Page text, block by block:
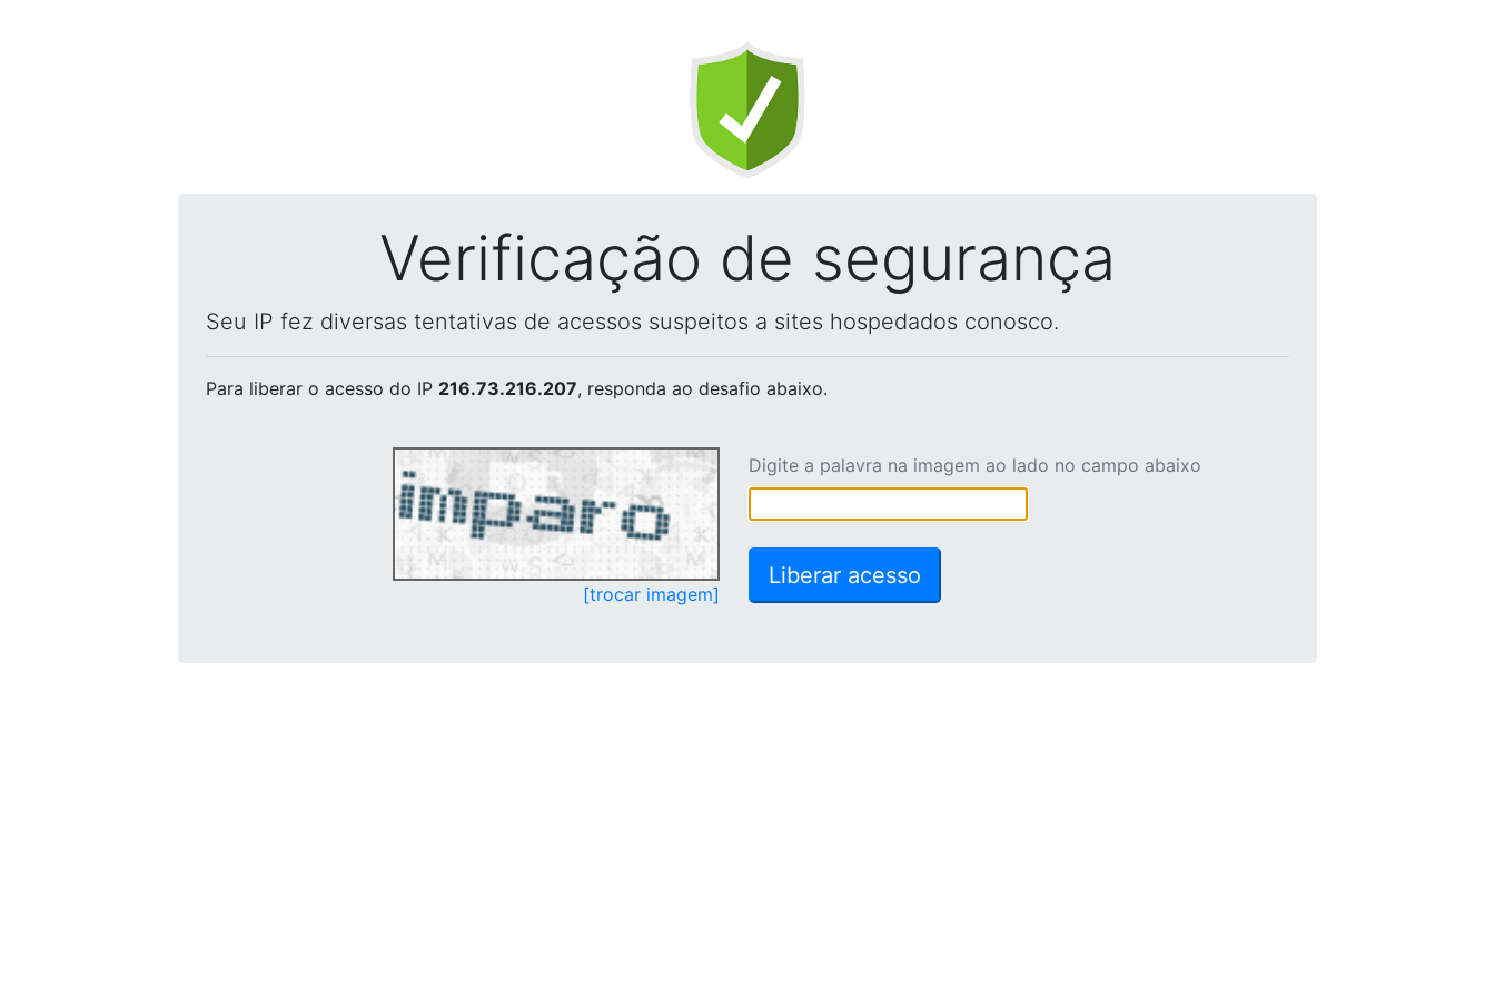
Verificação de segurança
Seu IP fez diversas tentativas de acessos suspeitos a sites hospedados conosco.
Para liberar o acesso do IP 216.73.216.207, responda ao desafio abaixo.
[trocar imagem]
Digite a palavra na imagem ao lado no campo abaixo